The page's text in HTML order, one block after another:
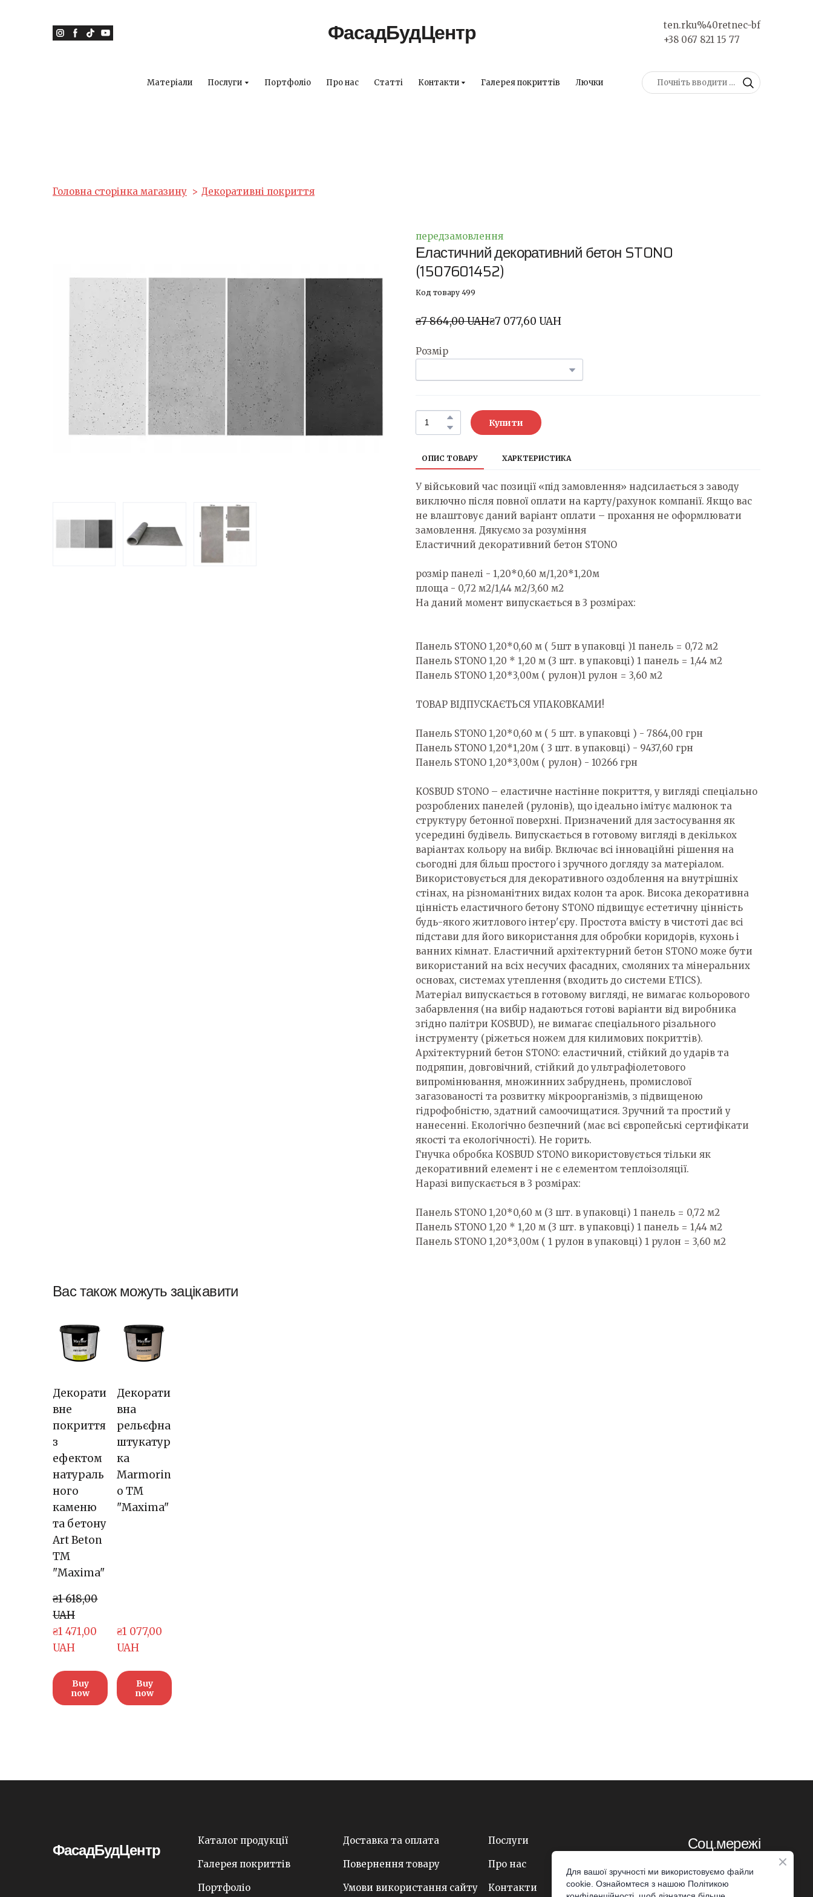
ФасадБудЦентр
ten.rku%40retnec-bf
+38 067 821 15 77
Матеріали Послуги Портфоліо Про нас Статті Контакти Галерея покриттів Лючки
Головна сторінка магазину Декоративні покриття
передзамовлення
Еластичний декоративний бетон STONO
(1507601452)
Код товару 499
₴7 864,00 UAH₴7 077,60 UAH
Розмір
Купити
ОПИС ТОВАРУ ХАРКТЕРИСТИКА
У військовий час позиції «під замовлення» надсилається з заводу
виключно після повної оплати на карту/рахунок компанії. Якщо вас
не влаштовує даний варіант оплати – прохання не оформлювати
замовлення. Дякуємо за розуміння
Еластичний декоративний бетон STONO
розмір панелі - 1,20*0,60 м/1,20*1,20м
площа - 0,72 м2/1,44 м2/3,60 м2
На даний момент випускається в 3 розмірах:
Панель STONO 1,20*0,60 м ( 5шт в упаковці )1 панель = 0,72 м2
Панель STONO 1,20 * 1,20 м (3 шт. в упаковці) 1 панель = 1,44 м2
Панель STONO 1,20*3,00м ( рулон)1 рулон = 3,60 м2
ТОВАР ВІДПУСКАЄТЬСЯ УПАКОВКАМИ!
Панель STONO 1,20*0,60 м ( 5 шт. в упаковці ) - 7864,00 грн
Панель STONO 1,20*1,20м ( 3 шт. в упаковці) - 9437,60 грн
Панель STONO 1,20*3,00м ( рулон) - 10266 грн
KOSBUD STONO – еластичне настінне покриття, у вигляді спеціально
розроблених панелей (рулонів), що ідеально імітує малюнок та
структуру бетонної поверхні. Призначений для застосування як
усередині будівель. Випускається в готовому вигляді в декількох
варіантах кольору на вибір. Включає всі інноваційні рішення на
сьогодні для більш простого і зручного догляду за матеріалом.
Використовується для декоративного оздоблення на внутрішніх
стінах, на різноманітних видах колон та арок. Висока декоративна
цінність еластичного бетону STONO підвищує естетичну цінність
будь-якого житлового інтер'єру. Простота вмісту в чистоті дає всі
підстави для його використання для обробки коридорів, кухонь і
ванних кімнат. Еластичний архітектурний бетон STONO може бути
використаний на всіх несучих фасадних, смоляних та мінеральних
основах, системах утеплення (входить до системи ETICS).
Матеріал випускається в готовому вигляді, не вимагає кольорового
забарвлення (на вибір надаються готові варіанти від виробника
згідно палітри KOSBUD), не вимагає спеціального різального
інструменту (ріжеться ножем для килимових покриттів).
Архітектурний бетон STONO: еластичний, стійкий до ударів та
подряпин, довговічний, стійкий до ультрафіолетового
випромінювання, множинних забруднень, промислової
загазованості та розвитку мікроорганізмів, з підвищеною
гідрофобністю, здатний самоочищатися. Зручний та простий у
нанесенні. Екологічно безпечний (має всі європейські сертифікати
якості та екологічності). Не горить.
Гнучка обробка KOSBUD STONO використовується тільки як
декоративний елемент і не є елементом теплоізоляції.
Наразі випускається в 3 розмірах:
Панель STONO 1,20*0,60 м (3 шт. в упаковці) 1 панель = 0,72 м2
Панель STONO 1,20 * 1,20 м (3 шт. в упаковці) 1 панель = 1,44 м2
Панель STONO 1,20*3,00м ( 1 рулон в упаковці) 1 рулон = 3,60 м2
Вас також можуть зацікавити
Декорати
вне
покриття
з
ефектом
натураль
ного
каменю
та бетону
Art Beton
TM
"Maxima"
₴1 618,00
UAH
₴1 471,00
UAH
Buy
now
Декорати
вна
рельєфна
штукатур
ка
Marmorin
o TM
"Maxima"
₴1 077,00
UAH
Buy
now
ФасадБудЦентр Каталог продукції
Галерея покриттів
Портфоліо
Доставка та оплата
Повернення товару
Умови використання сайту
Послуги
Про нас
Контакти
Соц.мережі
Для вашої зручності ми використовуємо файли
cookie. Ознайомтеся з нашою Політикою